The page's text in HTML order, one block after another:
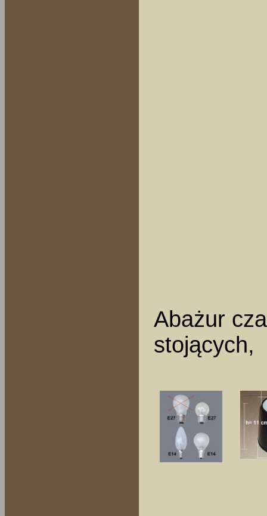
Abażur
stojących,